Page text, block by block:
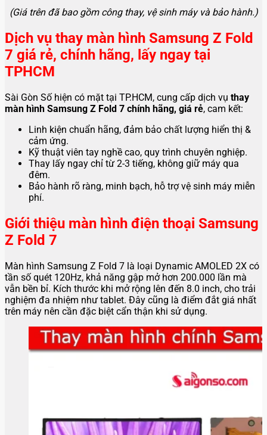
(Giá trên đã bao gồm công thay, vệ sinh máy và bảo hành.)
Dịch vụ thay màn hình Samsung Z Fold
7 giá rẻ, chính hãng, lấy ngay tại
TPHCM
Sài Gòn Số hiện có mặt tại TP.HCM, cung cấp dịch vụ thay
màn hình Samsung Z Fold 7 chính hãng, giá rẻ, cam kết:
Linh kiện chuẩn hãng, đảm bảo chất lượng hiển thị &
cảm ứng.
Kỹ thuật viên tay nghề cao, quy trình chuyên nghiệp.
Thay lấy ngay chỉ từ 2-3 tiếng, không giữ máy qua
đêm.
Bảo hành rõ ràng, minh bạch, hỗ trợ vệ sinh máy miễn
phí.
Giới thiệu màn hình điện thoại Samsung
Z Fold 7
Màn hình Samsung Z Fold 7 là loại Dynamic AMOLED 2X có
tần số quét 120Hz, khả năng gập mở hơn 200.000 lần mà
vẫn bền bỉ. Kích thước khi mở rộng lên đến 8.0 inch, cho trải
nghiệm đa nhiệm như tablet. Đây cũng là điểm đắt giá nhất
trên máy nên cần đặc biệt cẩn thận khi sử dụng.